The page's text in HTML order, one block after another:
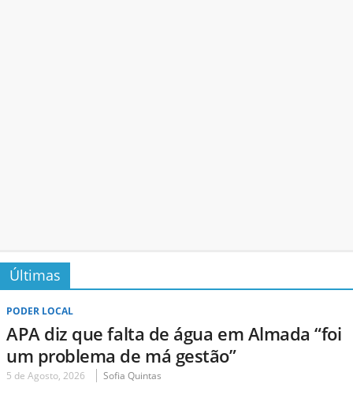
Últimas
PODER LOCAL
APA diz que falta de água em Almada “foi
um problema de má gestão”
5 de Agosto, 2026 Sofia Quintas